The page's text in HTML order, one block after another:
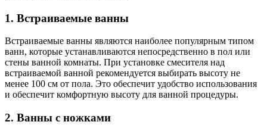
1. Встраиваемые ванны
Встраиваемые ванны являются наиболее популярным типом
ванн, которые устанавливаются непосредственно в пол или
стены ванной комнаты. При установке смесителя над
встраиваемой ванной рекомендуется выбирать высоту не
менее 100 см от пола. Это обеспечит удобство использования
и обеспечит комфортную высоту для ванной процедуры.
2. Ванны с ножками